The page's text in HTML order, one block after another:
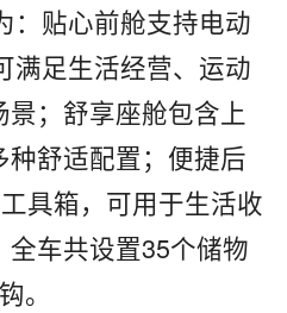
：贴心前舱支持电动
满足生活经营、运动
；舒享座舱包含上
舒适配置；便捷后
具箱，可用于生活收
车共设置35个储物
。